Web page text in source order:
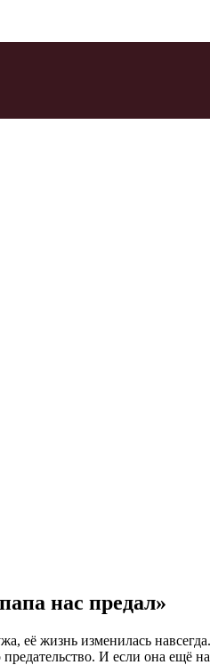
нас предал»
её жизнь изменилась
И если она ещё